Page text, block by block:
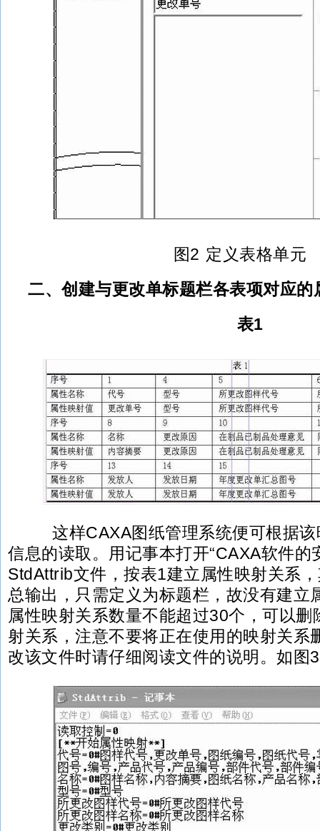
图2 定义表格单元
二、创建与更改单标题栏各表项对应的
表1
这样CAXA图纸管理系统便可根据该
信息的读取。用记事本打开“CAXA软件的
StdAttrib文件，按表1建立属性映射关系
总输出，只需定义为标题栏，故没有建立
属性映射关系数量不能超过30个，可以删
射关系，注意不要将正在使用的映射关系
改该文件时请仔细阅读文件的说明。如图